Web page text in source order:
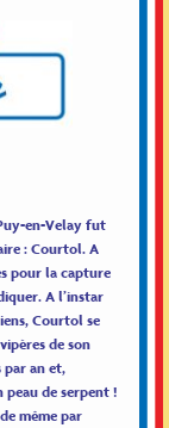
en-Velay fut
: Courtol. A
pour la capture
A l’instar
Courtol se
de son
par an et,
de serpent !
même par